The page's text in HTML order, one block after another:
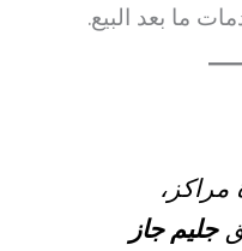
ما بعد البيع.
مراكز،
جليم جاز